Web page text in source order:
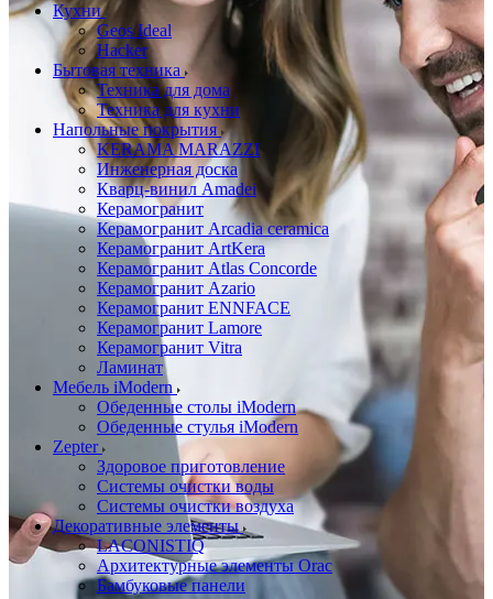
Кухни
Geos Ideal
Hacker
Бытовая техника
Техника для дома
Техника для кухни
Напольные покрытия
KERAMA MARAZZI
Инженерная доска
Кварц-винил Amadei
Керамогранит
Керамогранит Arcadia ceramica
Керамогранит ArtKera
Керамогранит Atlas Concorde
Керамогранит Azario
Керамогранит ENNFACE
Керамогранит Lamore
Керамогранит Vitra
Ламинат
Мебель iModern
Обеденные столы iModern
Обеденные стулья iModern
Zepter
Здоровое приготовление
Системы очистки воды
Системы очистки воздуха
Декоративные элементы
LACONISTIQ
Архитектурные элементы Orac
Бамбуковые панели